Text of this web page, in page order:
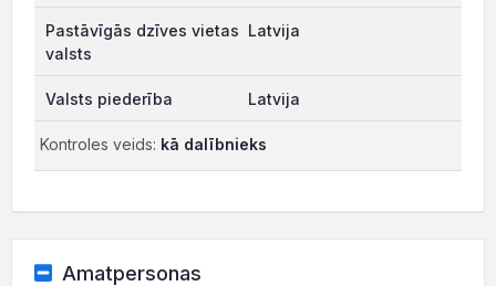
Latvija
Latvija
Kontroles veids: kā dalībnieks
Amatpersonas